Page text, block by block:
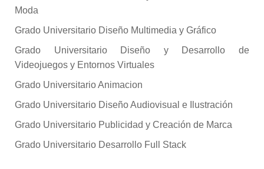
Moda
Grado Universitario Diseño Multimedia y Gráfico
Grado Universitario Diseño y Desarrollo de
Videojuegos y Entornos Virtuales
Grado Universitario Animacion
Grado Universitario Diseño Audiovisual e Ilustración
Grado Universitario Publicidad y Creación de Marca
Grado Universitario Desarrollo Full Stack